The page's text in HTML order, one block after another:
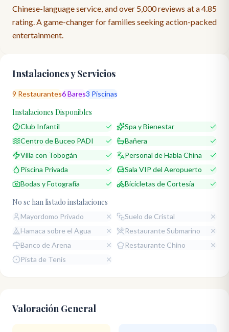
Chinese-language service, and over 5,000 reviews at a 4.85
rating. A game-changer for families seeking action-packed
entertainment.
Instalaciones y Servicios
9 Restaurantes6Bares3 Piscinas
Instalaciones Disponibles
Club Infantil
Spa y Bienestar
Centro de Buceo PADI
Bañera
Villa con Tobogán
Personal de Habla China
Piscina Privada
Sala VIP del Aeropuerto
Bodas y Fotografía
Bicicletas de Cortesía
No se han listado instalaciones
Mayordomo Privado
Suelo de Cristal
Hamaca sobre el Agua
Restaurante Submarino
Banco de Arena
Restaurante Chino
Pista de Tenis
Valoración General